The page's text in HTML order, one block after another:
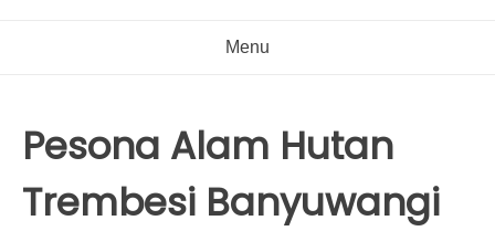
Menu
Pesona Alam Hutan
Trembesi Banyuwangi